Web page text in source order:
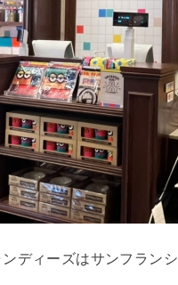
ディーズはサンフラン